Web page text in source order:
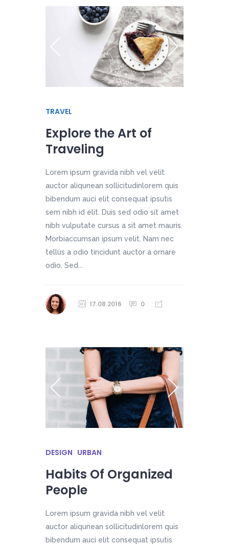
TRAVEL
Explore the Art of
Traveling
Lorem ipsum gravida nibh vel velit
auctor aliqunean sollicitudinlorem quis
bibendum auci elit consequat ipsutis
sem nibh id elit. Duis sed odio sit amet
nibh vulputate cursus a sit amet mauris.
Morbiaccumsan ipsum velit. Nam nec
tellus a odio tincidunt auctor a ornare
odio. Sed...
17.08.2016 0
DESIGN URBAN
Habits Of Organized
People
Lorem ipsum gravida nibh vel velit
auctor aliqunean sollicitudinlorem quis
bibendum auci elit consequat ipsutis